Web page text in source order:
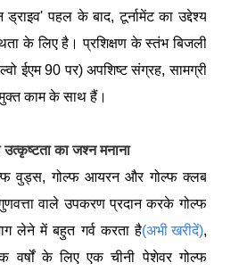
ड्राइव' पहल के बाद, टूर्नामेंट का उद्देश्य
के लिए है। प्रशिक्षण के स्तंभ बिजली
ईएम 90 पर) अपशिष्ट संग्रह, सामग्री
काम के साथ हैं।
का जश्न मनाना
वुड्स, गोल्फ आयरन और गोल्फ क्लब
वाले उपकरण प्रदान करके गोल्फ
लेने में बहुत गर्व करता है(अभी खरीदें),
वर्षों के लिए एक चीनी पेशेवर गोल्फ